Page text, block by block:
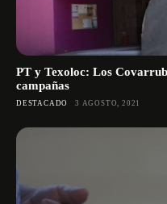
PT y Texoloc: Los
campañas
DESTACADO 3 AGOSTO, 2021